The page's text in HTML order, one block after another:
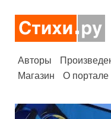
Авторы
Магазин
О портале